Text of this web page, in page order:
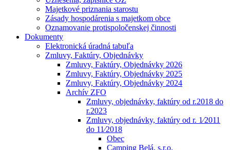
Majetkové priznania starostu
Zásady hospodárenia s majetkom obce
Oznamovanie protispoločenskej činnosti
Dokumenty
Elektronická úradná tabuľa
Zmluvy, Faktúry, Objednávky
Zmluvy, Faktúry, Objednávky 2026
Zmluvy, Faktúry, Objednávky 2025
Zmluvy, Faktúry, Objednávky 2024
Archív ZFO
Zmluvy, objednávky, faktúry od r.2018 do
r.2023
Zmluvy, objednávky, faktúry od r. 1⁄2011
do 11⁄2018
Obec
Camping Belá, s.r.o.